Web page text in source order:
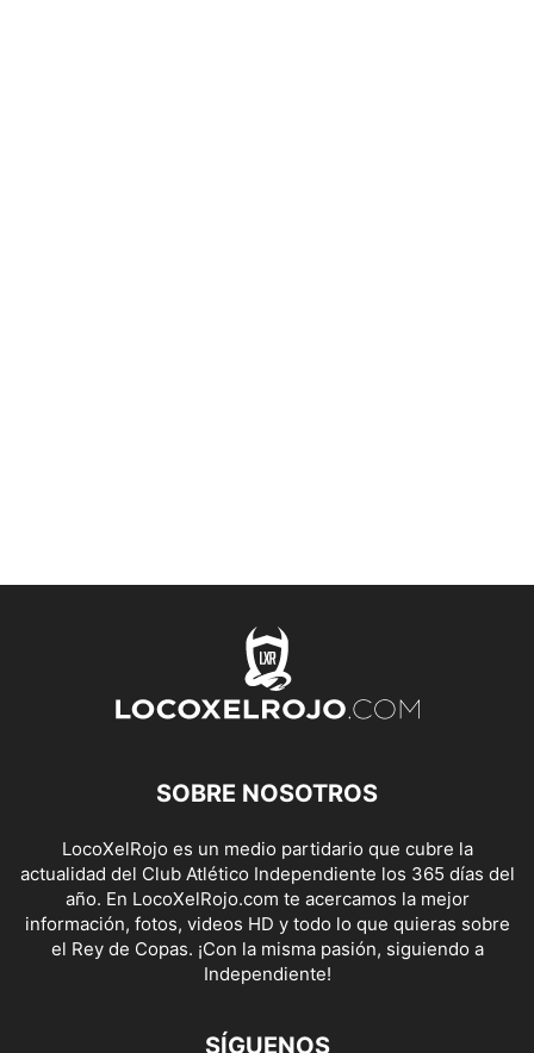
SOBRE NOSOTROS
LocoXelRojo es un medio partidario que cubre la
actualidad del Club Atlético Independiente los 365 días del
año. En LocoXelRojo.com te acercamos la mejor
información, fotos, videos HD y todo lo que quieras sobre
el Rey de Copas. ¡Con la misma pasión, siguiendo a
Independiente!
SÍGUENOS